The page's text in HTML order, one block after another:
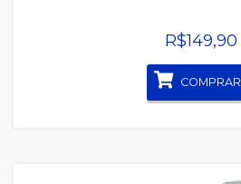
R$149,90
COMPRAR